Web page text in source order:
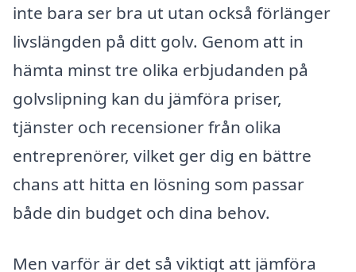
inte bara ser bra ut utan också förlänger
livslängden på ditt golv. Genom att in
hämta minst tre olika erbjudanden på
golvslipning kan du jämföra priser,
tjänster och recensioner från olika
entreprenörer, vilket ger dig en bättre
chans att hitta en lösning som passar
både din budget och dina behov.
Men varför är det så viktigt att jämföra